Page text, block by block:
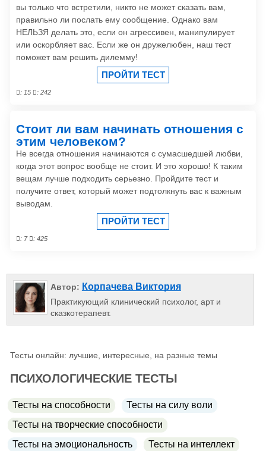
вы только что встретили, никто не может сказать вам,
правильно ли послать ему сообщение. Однако вам
НЕЛЬЗЯ делать это, если он агрессивен, манипулирует
или оскорбляет вас. Если же он дружелюбен, наш тест
поможет вам решить дилемму!
ПРОЙТИ ТЕСТ
: 15 : 242
Стоит ли вам начинать отношения с
этим человеком?
Не всегда отношения начинаются с сумасшедшей любви,
когда этот вопрос вообще не стоит. И это хорошо! К таким
вещам лучше подходить серьезно. Пройдите тест и
получите ответ, который может подтолкнуть вас к важным
выводам.
ПРОЙТИ ТЕСТ
: 7 : 425
Автор: Корпачева Виктория
Практикующий клинический психолог, арт и
сказкотерапевт.
Тесты онлайн: лучшие, интересные, на разные темы
ПСИХОЛОГИЧЕСКИЕ ТЕСТЫ
Тесты на способности
Тесты на силу воли
Тесты на творческие способности
Тесты на эмоциональность
Тесты на интеллект